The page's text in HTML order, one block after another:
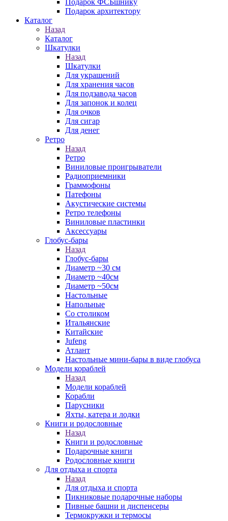
Подарок ФСБшнику
Подарок архитектору
Каталог
Назад
Каталог
Шкатулки
Назад
Шкатулки
Для украшений
Для хранения часов
Для подзавода часов
Для запонок и колец
Для очков
Для сигар
Для денег
Ретро
Назад
Ретро
Виниловые проигрыватели
Радиоприемники
Граммофоны
Патефоны
Акустические системы
Ретро телефоны
Виниловые пластинки
Аксессуары
Глобус-бары
Назад
Глобус-бары
Диаметр ~30 см
Диаметр ~40см
Диаметр ~50см
Настольные
Напольные
Со столиком
Итальянские
Китайские
Jufeng
Атлант
Настольные мини-бары в виде глобуса
Модели кораблей
Назад
Модели кораблей
Корабли
Парусники
Яхты, катера и лодки
Книги и родословные
Назад
Книги и родословные
Подарочные книги
Родословные книги
Для отдыха и спорта
Назад
Для отдыха и спорта
Пикниковые подарочные наборы
Пивные башни и диспенсеры
Термокружки и термосы